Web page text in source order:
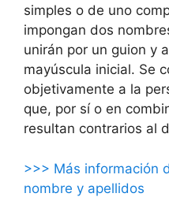
simples o de uno
impongan dos
unirán por un guion y
mayúscula inicial. Se
objetivamente a la
que, por sí o en
resultan contrarios al
>>> Más información
nombre y apellidos